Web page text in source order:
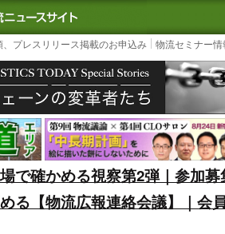
｜国内最大の物流ニュースサイト
3PL, SCM
プレスリリース掲載のお申込み 物流セミナー
で確かめる視察第2弾｜参加募
る【物流広報連絡会議】｜会